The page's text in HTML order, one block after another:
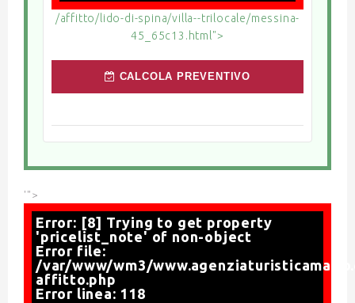
/affitto/lido-di-spina/villa--trilocale/messina-
45_65c13.html">
CALCOLA PREVENTIVO
'">
Error: [8] Trying to get property
'pricelist_note' of non-object
Error file:
/var/www/wm3/
affitto.php
Error linea: 118